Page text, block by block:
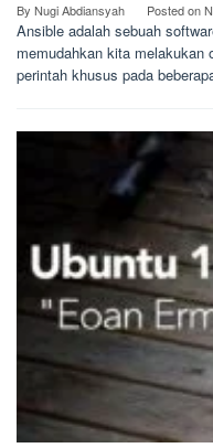
By Nugi Abdiansyah Posted on
Ansible adalah sebuah
memudahkan kita melakukan
perintah khusus pada